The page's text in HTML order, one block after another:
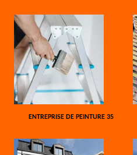
ENTREPRISE DE PEINTURE 35